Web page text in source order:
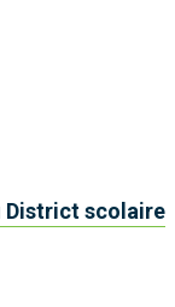
District scolaire